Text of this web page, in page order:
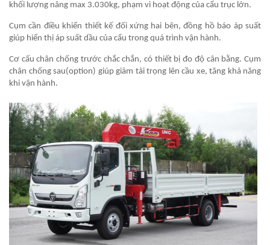
khối lượng nâng max 3.030kg, phạm vi hoạt động của cẩu trục lớn.
Cụm cần điều khiển thiết kế đối xứng hai bên, đồng hồ báo áp suất
giúp hiển thị áp suất dầu của cẩu trong quá trình vận hành.
Cơ cấu chân chống trước chắc chắn, có thiết bị đo độ cân bằng. Cụm
chân chống sau(option) giúp giảm tải trọng lên cầu xe, tăng khả năng
khi vận hành.